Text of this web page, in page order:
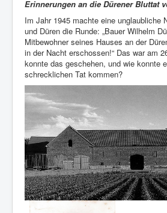
Veranstaltungen
Aktuelles
Heimatlied
Archiv
Impressum/Datenschutz
Links
Erinnerungen an die Dürener Bluttat
Im Jahr 1945 machte eine unglaubliche
und Düren die Runde: „Bauer Wilhelm
Mitbewohner seines Hauses an der
in der Nacht erschossen!“ Das war am
konnte das geschehen, und wie konnte
schrecklichen Tat kommen?